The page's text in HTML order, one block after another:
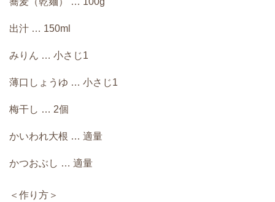
出汁 … 150ml
みりん … 小さじ1
薄口しょうゆ … 小さじ1
梅干し … 2個
かいわれ大根 … 適量
かつおぶし … 適量
＜作り方＞